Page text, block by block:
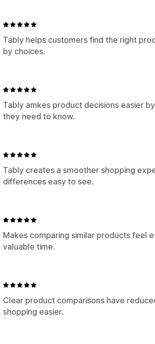
Tably helps customers find the right
by choices.
Tably amkes product decisions easier
they need to know.
Tably creates a smoother shopping
differences easy to see.
Makes comparing similar products feel
valuable time.
Clear product comparisons have
shopping easier.